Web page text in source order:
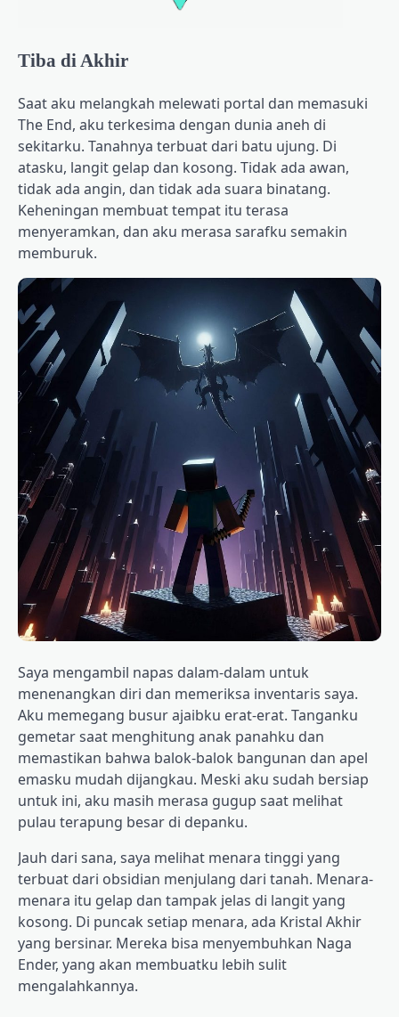
Tiba di Akhir
Saat aku melangkah melewati portal dan memasuki
The End, aku terkesima dengan dunia aneh di
sekitarku. Tanahnya terbuat dari batu ujung. Di
atasku, langit gelap dan kosong. Tidak ada awan,
tidak ada angin, dan tidak ada suara binatang.
Keheningan membuat tempat itu terasa
menyeramkan, dan aku merasa sarafku semakin
memburuk.
Saya mengambil napas dalam-dalam untuk
menenangkan diri dan memeriksa inventaris saya.
Aku memegang busur ajaibku erat-erat. Tanganku
gemetar saat menghitung anak panahku dan
memastikan bahwa balok-balok bangunan dan apel
emasku mudah dijangkau. Meski aku sudah bersiap
untuk ini, aku masih merasa gugup saat melihat
pulau terapung besar di depanku.
Jauh dari sana, saya melihat menara tinggi yang
terbuat dari obsidian menjulang dari tanah. Menara-
menara itu gelap dan tampak jelas di langit yang
kosong. Di puncak setiap menara, ada Kristal Akhir
yang bersinar. Mereka bisa menyembuhkan Naga
Ender, yang akan membuatku lebih sulit
mengalahkannya.